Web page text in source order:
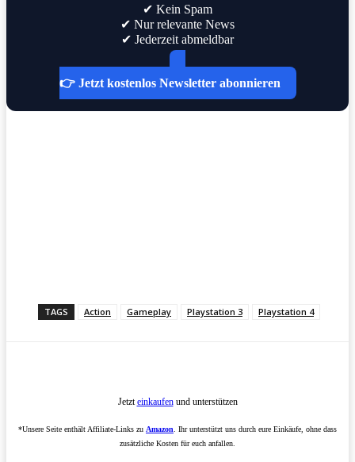
✔ Kein Spam
✔ Nur relevante News
✔ Jederzeit abmeldbar
👉 Jetzt kostenlos Newsletter abonnieren
TAGS Action Gameplay Playstation 3 Playstation 4
Jetzteinkaufenund unterstützen
*Unsere Seite enthält Affiliate-Links zu Amazon. Ihr unterstützt uns durch eure Einkäufe, ohne dass
zusätzliche Kosten für euch anfallen.